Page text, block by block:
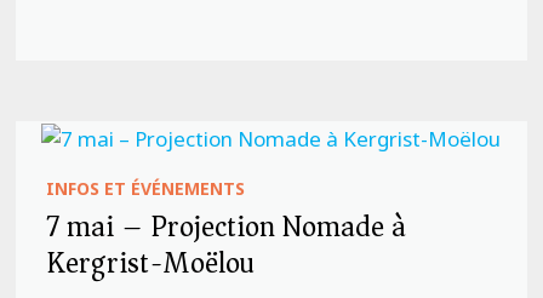
INFOS ET ÉVÉNEMENTS
7 mai – Projection Nomade à
Kergrist-Moëlou